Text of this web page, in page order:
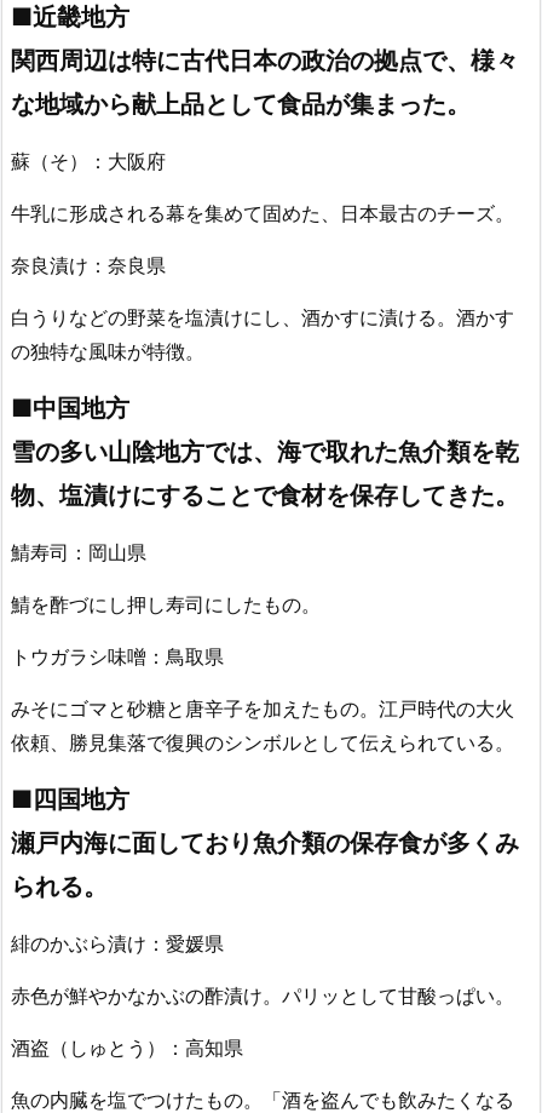
■近畿地方
関西周辺は特に古代日本の政治の拠点で、様々
な地域から献上品として食品が集まった。
蘇（そ）：大阪府
牛乳に形成される幕を集めて固めた、日本最古のチーズ。
奈良漬け：奈良県
白うりなどの野菜を塩漬けにし、酒かすに漬ける。酒かす
の独特な風味が特徴。
■中国地方
雪の多い山陰地方では、海で取れた魚介類を乾
物、塩漬けにすることで食材を保存してきた。
鯖寿司：岡山県
鯖を酢づにし押し寿司にしたもの。
トウガラシ味噌：鳥取県
みそにゴマと砂糖と唐辛子を加えたもの。江戸時代の大火
依頼、勝見集落で復興のシンボルとして伝えられている。
■四国地方
瀬戸内海に面しており魚介類の保存食が多くみ
られる。
緋のかぶら漬け：愛媛県
赤色が鮮やかなかぶの酢漬け。パリッとして甘酸っぱい。
酒盗（しゅとう）：高知県
魚の内臓を塩でつけたもの。「酒を盗んでも飲みたくなる